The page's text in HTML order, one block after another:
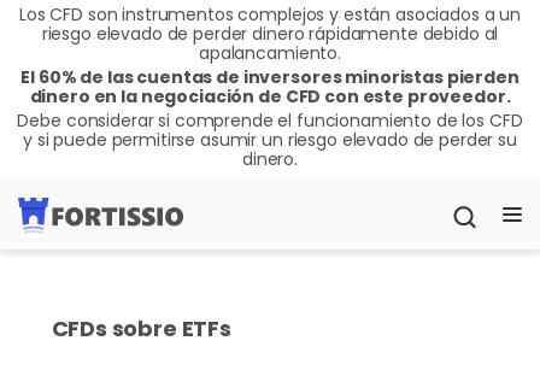
Los CFD son instrumentos complejos y están asociados a un
riesgo elevado de perder dinero rápidamente debido al
apalancamiento.
El 60% de las cuentas de inversores minoristas pierden
dinero en la negociación de CFD con este proveedor.
Debe considerar si comprende el funcionamiento de los CFD
y si puede permitirse asumir un riesgo elevado de perder su
dinero.
CFDs sobre ETFs